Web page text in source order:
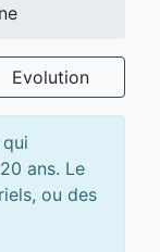
Evolution
ans. Le
ou des